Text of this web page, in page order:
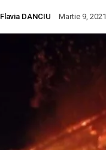
Flavia DANCIU Martie 9, 2021